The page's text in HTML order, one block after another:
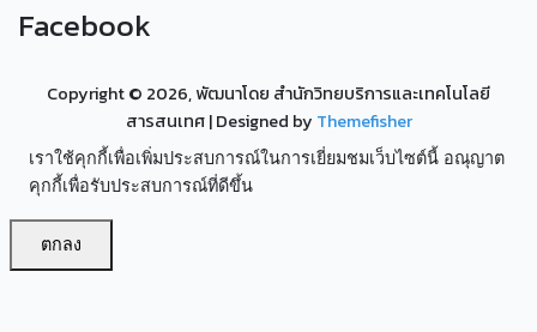
Facebook
Copyright © 2026, พัฒนาโดย สำนักวิทยบริการและเทคโนโลยี
สารสนเทศ| Designed by Themefisher
เราใช้คุกกี้เพื่อเพิ่มประสบการณ์ในการเยี่ยมชมเว็บไซต์นี้ อณุญาต
คุกกี้เพื่อรับประสบการณ์ที่ดีขึ้น
ตกลง